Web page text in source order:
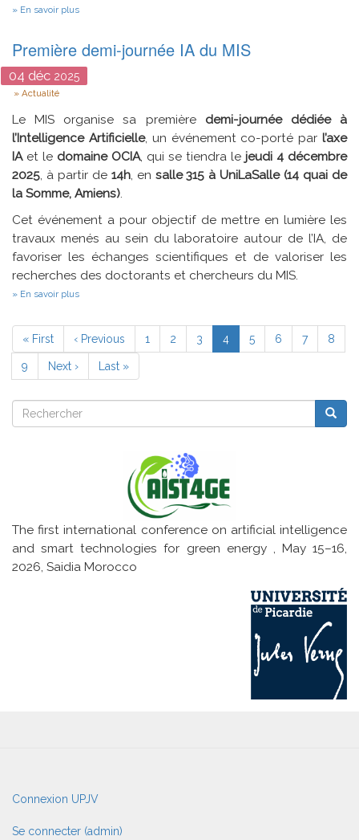
En savoir plus
l’Analyse
Logique
Données
Forêts
Aléatoires
Première demi-journée IA du MIS
04 déc 2025
Type
Actualité
Le MIS organise sa première demi-journée dédiée à
l’Intelligence Artificielle, un événement co-porté parl’axe
IAet le domaine OCIA, qui se tiendra le jeudi 4 décembre
2025, à partir de 14h, en salle 315 à UniLaSalle (14 quai de
la Somme, Amiens).
Cet événement a pour objectif de mettre en lumière les
travaux menés au sein du laboratoire autour de l’IA, de
favoriser les échanges scientifiques et de valoriser les
recherches des doctorants et chercheurs du MIS.
En savoir plus
IA
du
Pagination
Première
page
« First
Page
précédente
‹ Previous Page
1 Page
2 Page
3
Page
courante
4 Page
5 Page
6 Page
7 Page
8
Page
9
Page
suivante
Next ›
Dernière
page
Last »
Rechercher
Rechercher
The first international conference on artificial intelligence
and smart technologies for green energy , May 15–16,
2026, Saidia Morocco
User
account
menu
Connexion UPJV
Se connecter (admin)